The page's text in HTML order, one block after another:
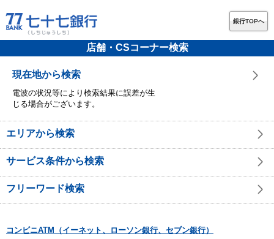
銀行TOPへ
店舗・CSコーナー検索
現在地から検索
電波の状況等により検索結果に誤差が生
じる場合がございます。
エリアから検索
サービス条件から検索
フリーワード検索
コンビニATM（イーネット、ローソン銀行、セブン銀行）